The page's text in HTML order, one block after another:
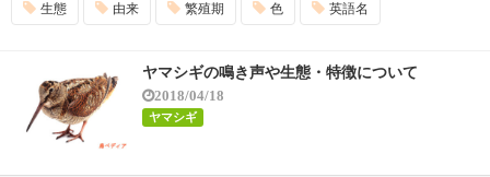
生態 由来 繁殖期 色 英語名
ヤマシギの鳴き声や生態・特徴について
2018/04/18
ヤマシギ